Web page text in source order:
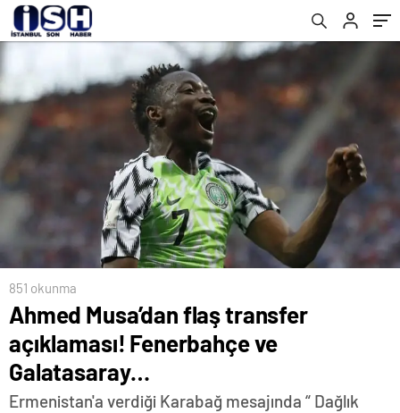
851 okunma
Ahmed Musa’dan flaş transfer
açıklaması! Fenerbahçe ve
Galatasaray…
Ermenistan'a verdiği Karabağ mesajında “ Dağlık